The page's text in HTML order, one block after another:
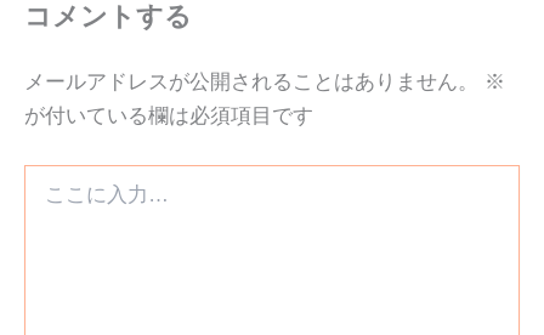
コメントする
メールアドレスが公開されることはありません。
※
が付いている欄は必須項目です